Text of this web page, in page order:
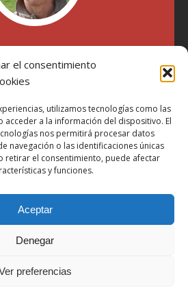
el consentimiento
utilizamos tecnologías como las
acceder a la información del dispositivo. El
nos permitirá procesar datos
navegación o las identificaciones únicas
retirar el consentimiento, puede afectar
y funciones.
Aceptar
Denegar
preferencias
en Valencia en 1969 y desde el
motos en distintos medios.
apuesta por escribir sobre lo que me